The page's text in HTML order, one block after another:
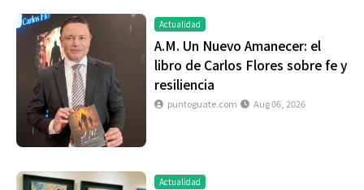
Actualidad
A.M. Un Nuevo Amanecer: el
libro de Carlos Flores sobre fe y
resiliencia
puntoguate.com Aug 06, 2026
Actualidad